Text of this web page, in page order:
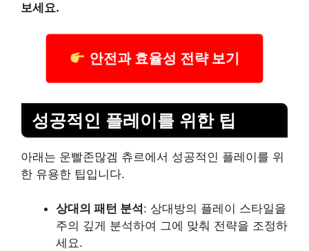
보세요.
안전과 효율성 전략 보기
성공적인 플레이를 위한 팁
아래는 운빨존많겜 츄르에서 성공적인 플레이를 위
한 유용한 팁입니다.
상대의 패턴 분석 : 상대방의 플레이 스타일을
주의 깊게 분석하여 그에 맞춰 전략을 조정하
세요.